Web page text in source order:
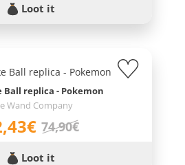
Loot it
Ball replica - Pokemon
Wand Company
74,90€
Loot it